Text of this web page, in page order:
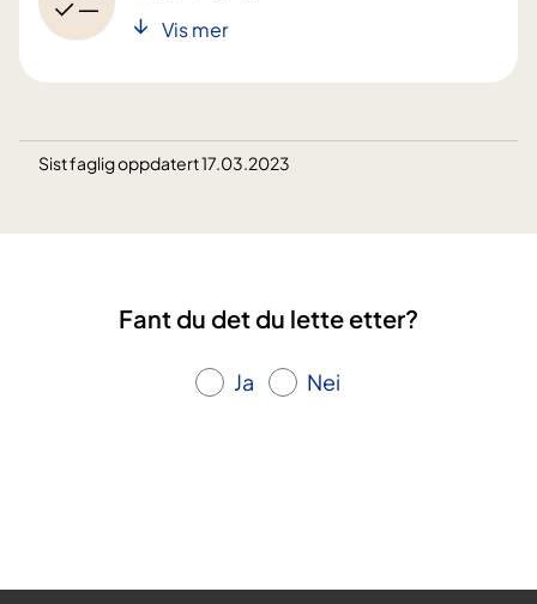
Vis mer
Sist faglig oppdatert 17.03.2023
Fant du det du lette etter?
Ja Nei